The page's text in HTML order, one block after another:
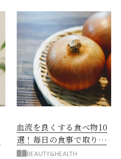
血流を良くする食べ物10
選！毎日の食事で取り入
れたい食材と習慣
BEAUTY&HEALTH